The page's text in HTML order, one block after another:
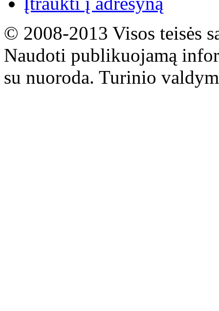
© 2008-2013 Visos teisės
Naudoti publikuojamą
su nuoroda. Turinio